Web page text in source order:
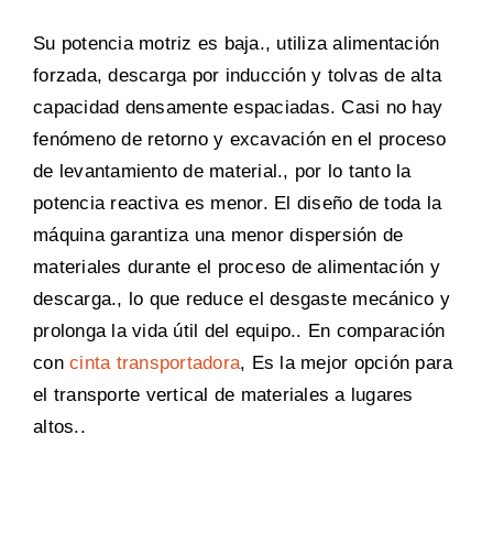
Su potencia motriz es baja., utiliza alimentación
forzada, descarga por inducción y tolvas de alta
capacidad densamente espaciadas. Casi no hay
fenómeno de retorno y excavación en el proceso
de levantamiento de material., por lo tanto la
potencia reactiva es menor. El diseño de toda la
máquina garantiza una menor dispersión de
materiales durante el proceso de alimentación y
descarga., lo que reduce el desgaste mecánico y
prolonga la vida útil del equipo.. En comparación
concinta transportadora, Es la mejor opción para
el transporte vertical de materiales a lugares
altos..